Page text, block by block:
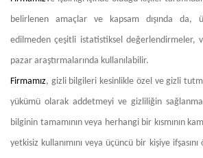
belirlenen amaçlar ve kapsam dışında da,
edilmeden çeşitli istatistiksel değerlendirmeler,
pazar araştırmalarında kullanılabilir.
Firmamız, gizli bilgileri kesinlikle özel ve gizli
yükümü olarak addetmeyi ve gizliliğin
bilginin tamamının veya herhangi bir kısmının
yetkisiz kullanımını veya üçüncü bir kişiye